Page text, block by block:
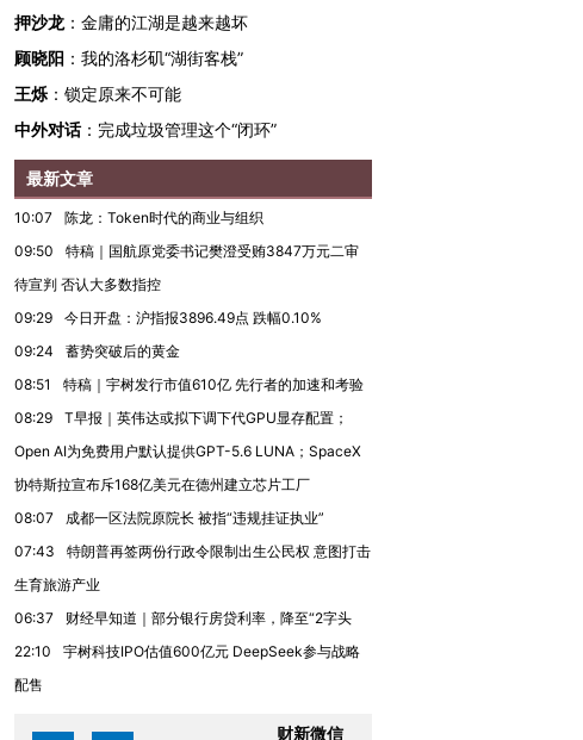
钱找虐”？
毒品
】走进第四届链博
数智科技“链”接产
有意思的生活方式·第三对
【商旅对话】华住集团
押沙龙 ： 金庸的江湖是越来越坏
顾晓阳 ： 我的洛杉矶“湖街客栈”
王烁 ： 锁定原来不可能
中外对话： 完成垃圾管理这个“闭环”
最新文章
10:07
陈龙：Token时代的商业与组织
09:50
特稿｜国航原党委书记樊澄受贿3847万元二审
待宣判 否认大多数指控
09:29
今日开盘：沪指报3896.49点 跌幅0.10%
09:24
蓄势突破后的黄金
08:51
特稿｜宇树发行市值610亿 先行者的加速和考验
08:29
T早报｜英伟达或拟下调下代GPU显存配置；
Open AI为免费用户默认提供GPT-5.6 LUNA；SpaceX
协特斯拉宣布斥168亿美元在德州建立芯片工厂
08:07
成都一区法院原院长 被指“违规挂证执业”
07:43
特朗普再签两份行政令限制出生公民权 意图打击
生育旅游产业
06:37
财经早知道｜部分银行房贷利率，降至“2字头
22:10
宇树科技IPO估值600亿元 DeepSeek参与战略
配售
财新微信